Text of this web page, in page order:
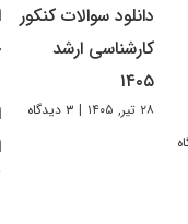
دانلود سوالات کنکور
کارشناسی ارشد
۱۴۰۵
۲۸ تیر, ۱۴۰۵ | ۳ دیدگاه